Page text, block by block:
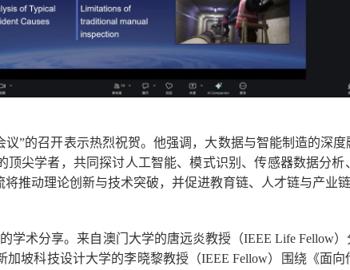
”的召开表示热烈祝贺。他强调，大数据与智能制造的深
尖学者，共同探讨人工智能、模式识别、传感器数据分
推动理论创新与技术突破，并促进教育链、人才链与产业
术分享。来自澳门大学的唐远炎教授（IEEE Life Fellow
坡科技设计大学的李晓黎教授（IEEE Fellow）围绕《面